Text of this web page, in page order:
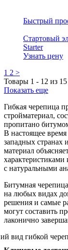
Быстрый
Стартовый
Starter
Узнать цену
1 2 >
Товары 1 - 12 из 15
Показать еще
Гибкая черепица
стройматериал,
пропитано
В настоящее
западных странах
материал
с натуральными
Битумная
на любых видах
решения и самые
могут составить
лаконично